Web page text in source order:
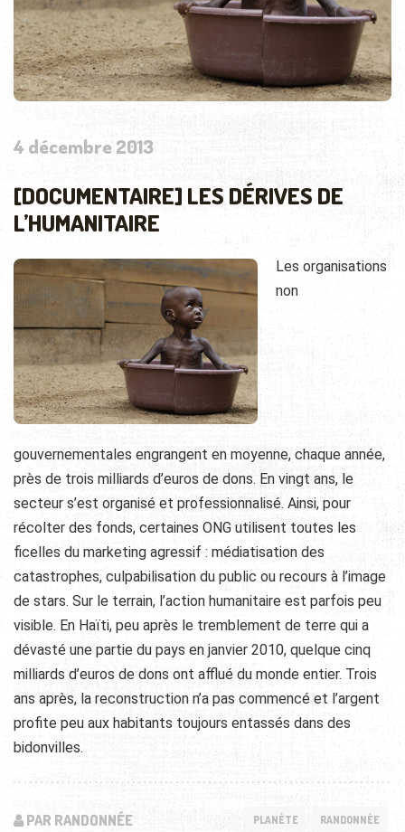
4 décembre 2013
[DOCUMENTAIRE] LES DÉRIVES DE
L’HUMANITAIRE
Les organisations
non
gouvernementales engrangent en moyenne, chaque année,
près de trois milliards d’euros de dons. En vingt ans, le
secteur s’est organisé et professionnalisé. Ainsi, pour
récolter des fonds, certaines ONG utilisent toutes les
ficelles du marketing agressif : médiatisation des
catastrophes, culpabilisation du public ou recours à l’image
de stars. Sur le terrain, l’action humanitaire est parfois peu
visible. En Haïti, peu après le tremblement de terre qui a
dévasté une partie du pays en janvier 2010, quelque cinq
milliards d’euros de dons ont afflué du monde entier. Trois
ans après, la reconstruction n’a pas commencé et l’argent
profite peu aux habitants toujours entassés dans des
bidonvilles.
PAR RANDONNÉE PLANÈTE RANDONNÉE